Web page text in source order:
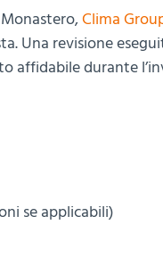
Clima
Una revisione
affidabile durante
se applicabili)